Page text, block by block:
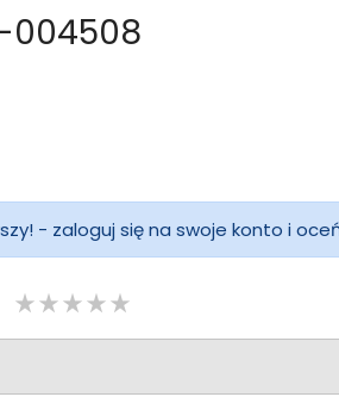
004508
- zaloguj się na swoje konto i